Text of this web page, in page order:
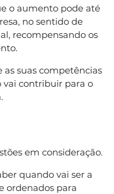
o aumento pode até
no sentido de
recompensando os
suas competências
vai contribuir para o
em consideração.
quando vai ser a
ordenados para